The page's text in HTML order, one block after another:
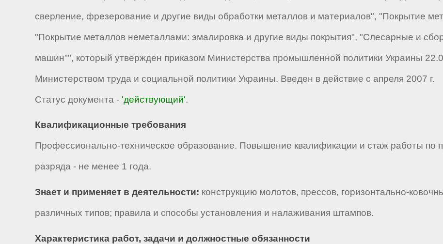
сверление, фрезерование и другие виды обработки металлов и материалов", "Покрытие
"Покрытие металлов неметаллами: эмалировка и другие виды покрытия", "Слесарные и
машин"", который утвержден приказом Министерства промышленной политики Украины
Министерством труда и социальной политики Украины. Введен в действие с апреля 2007 г.
Статус документа - 'действующий'.
Квалификационные требования
Профессионально-техническое образование. Повышение квалификации и стаж работы по
разряда - не менее 1 года.
Знает и применяет в деятельности: конструкцию молотов, прессов, горизонтально-
различных типов; правила и способы установления и налаживания штампов.
Характеристика работ, задачи и должностные обязанности